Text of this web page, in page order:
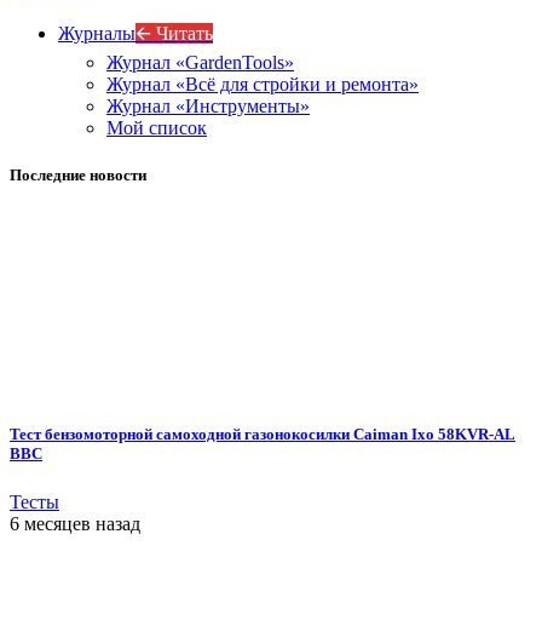
Журналы🡨 Читать
Журнал «GardenTools»
Журнал «Всё для стройки и ремонта»
Журнал «Инструменты»
Мой список
Последние новости
Тест бензомоторной самоходной газонокосилки Caiman Ixo 58KVR-AL
BBC
Тесты
6 месяцев назад